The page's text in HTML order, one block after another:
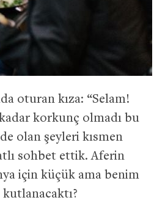
oturan kıza: “Selam!
korkunç olmadı bu
olan şeyleri kısmen
sohbet ettik. Aferin
için küçük ama benim